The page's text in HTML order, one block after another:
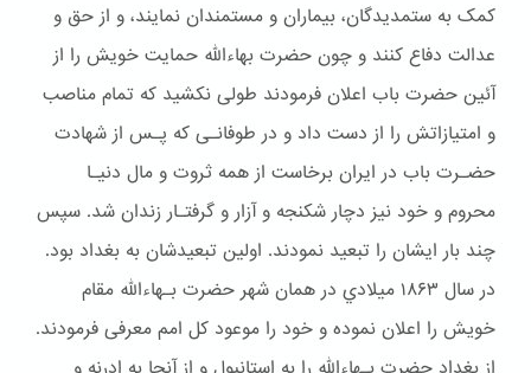
کمک به ستمدیدگان، بیماران و مستمندان نمایند، و از حق و
عدالت دفاع کنند و چون حضرت بهاءالله حمایت خویش را از
آئین حضرت باب اعلان فرمودند طولی نکشید که تمام مناصب
و امتیازاتش را از دست داد و در طوفانـی که پـس از شهادت
حضـرت باب در ایران برخاست از همه ثروت و مال دنیـا
محروم و خود نیز دچار شكنجه و آزار و گرفتـار زندان شد. سپس
چند بار ایشان را تبعید نمودند. اولین تبعیدشان به بغداد بود.
در سال ۱۸۶۳ ميلادي در همان شهر حضرت بـهاءالله مقام
خويش را اعلان نموده و خود را موعود کل امم معرفی فرمودند.